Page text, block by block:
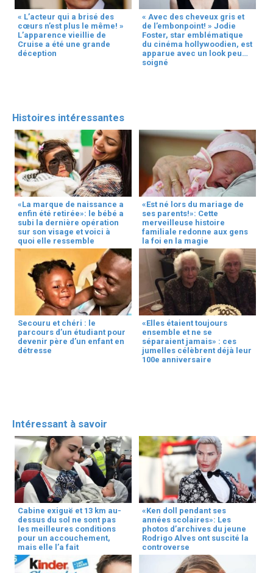
« L’acteur qui a brisé des
cœurs n’est plus le même! »
L’apparence vieillie de
Cruise a été une grande
déception
« Avec des cheveux gris et
de l’embonpoint! » Jodie
Foster, star emblématique
du cinéma hollywoodien, est
apparue avec un look peu
soigné
Histoires intéressantes
«La marque de naissance a
enfin été retirée»: le bébé a
subi la dernière opération
sur son visage et voici à
quoi elle ressemble
«Est né lors du mariage de
ses parents!»: Cette
merveilleuse histoire
familiale redonne aux gens
la foi en la magie
Secouru et chéri : le
parcours d’un étudiant pour
devenir père d’un enfant en
détresse
«Elles étaient toujours
ensemble et ne se
séparaient jamais» : ces
jumelles célèbrent déjà leur
100e anniversaire
Intéressant à savoir
Cabine exiguë et 13 km au-
dessus du sol ne sont pas
les meilleures conditions
pour un accouchement,
mais elle l’a fait
«Ken doll pendant ses
années scolaires»: Les
photos d’archives du jeune
Rodrigo Alves ont suscité la
controverse